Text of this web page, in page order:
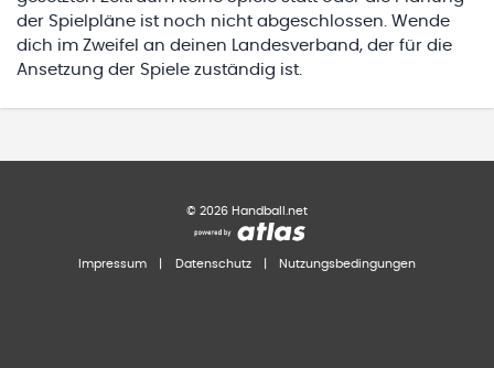
der Spielpläne ist noch nicht abgeschlossen. Wende
dich im Zweifel an deinen Landesverband, der für die
Ansetzung der Spiele zuständig ist.
© 2026 Handball.net
Impressum Datenschutz Nutzungsbedingungen